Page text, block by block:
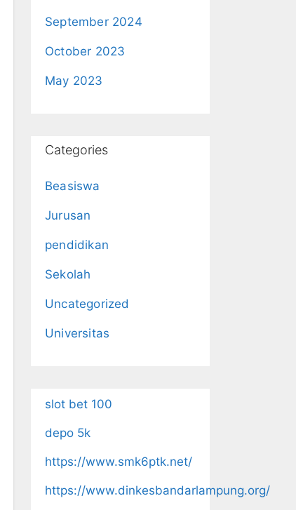
September 2024
October 2023
May 2023
Categories
Beasiswa
Jurusan
pendidikan
Sekolah
Uncategorized
Universitas
slot bet 100
depo 5k
https://www.smk6ptk.net/
https://www.dinkesbandarlampung.org/